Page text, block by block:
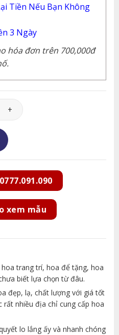
Tiền Nếu Bạn Không
3 Ngày
hóa đơn trên 700,000đ
- Đồng Tiền Đỏ May Mắn -
xem mẫu
trang trí, hoa để tặng, hoa
biết lựa chọn từ đâu.
đẹp, lạ, chất lượng với giá tốt
nhiều địa chỉ cung cấp hoa
lo lắng ấy và nhanh chóng